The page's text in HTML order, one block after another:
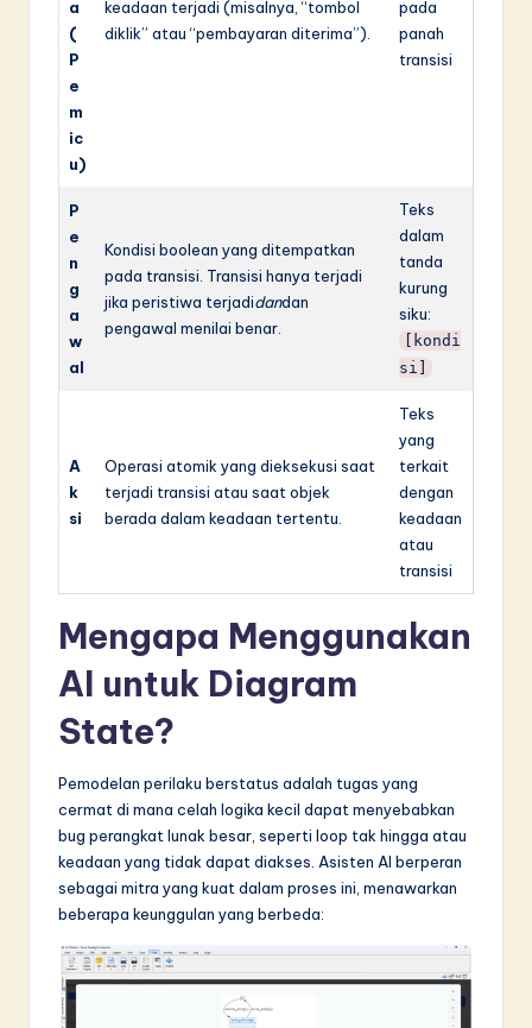
a
(
P
e
m
ic
u)
keadaan terjadi (misalnya, “tombol
diklik” atau “pembayaran diterima”).
pada
panah
transisi
P
e
n
g
a
w
al
Kondisi boolean yang ditempatkan
pada transisi. Transisi hanya terjadi
jika peristiwa terjadidandan
pengawal menilai benar.
Teks
dalam
tanda
kurung
siku:
[kondi
si]
A
k
si
Operasi atomik yang dieksekusi saat
terjadi transisi atau saat objek
berada dalam keadaan tertentu.
Teks
yang
terkait
dengan
keadaan
atau
transisi
Mengapa Menggunakan
AI untuk Diagram
State?
Pemodelan perilaku berstatus adalah tugas yang
cermat di mana celah logika kecil dapat menyebabkan
bug perangkat lunak besar, seperti loop tak hingga atau
keadaan yang tidak dapat diakses. Asisten AI berperan
sebagai mitra yang kuat dalam proses ini, menawarkan
beberapa keunggulan yang berbeda: